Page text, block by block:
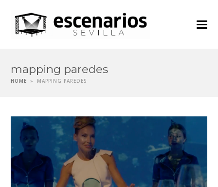
mapping paredes
HOME » MAPPING PAREDES